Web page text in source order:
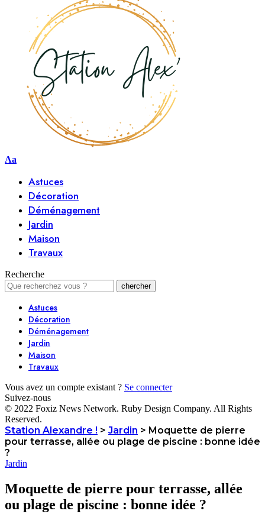
Aa
Astuces
Décoration
Déménagement
Jardin
Maison
Travaux
Recherche
Astuces
Décoration
Déménagement
Jardin
Maison
Travaux
Vous avez un compte existant ? Se connecter
Suivez-nous
© 2022 Foxiz News Network. Ruby Design Company. All Rights
Reserved.
Station Alexandre ! > Jardin > Moquette de pierre
pour terrasse, allée ou plage de piscine : bonne idée
?
Jardin
Moquette de pierre pour terrasse, allée
ou plage de piscine : bonne idée ?